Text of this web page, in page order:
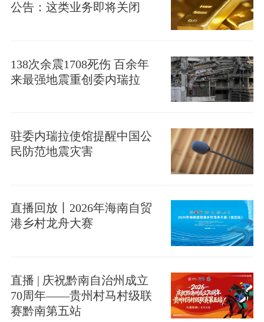
公告：这类业务即将关闭
138次余震1708死伤 百余年
来最强地震重创委内瑞拉
驻委内瑞拉使馆提醒中国公
民防范地震灾害
直播回放丨2026年海南自贸
港乡村龙舟大赛
直播 | 庆祝黔南自治州成立
70周年——贵州村马村级联
赛黔南第五站